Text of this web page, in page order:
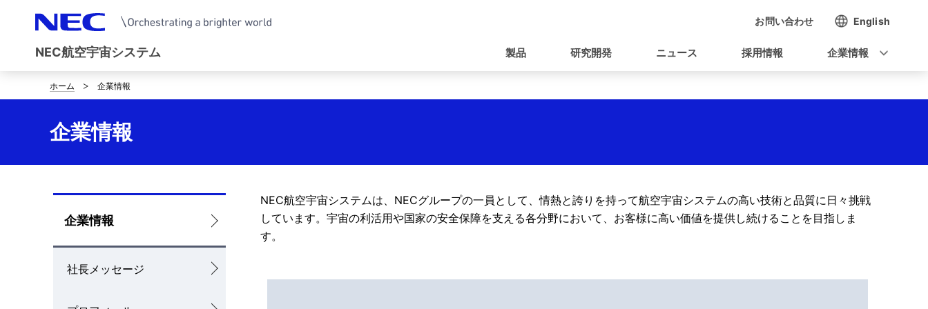
NEC航空宇宙システム
ビ
ゲ
ー
お問い合わせ English
製品 研究開発 ニュース 採用情報 企業情報
サ
イ
ト
の
現
在
ホーム 企業情報
企業情報
ロ
ー
カ
企業情報
社長メッセージ
NEC航空宇宙システムは、NECグループの一員として、情熱と誇りを持って航空宇宙システムの高い技術と品質に日々挑戦
しています。宇宙の利活用や国家の安全保障を支える各分野において、お客様に高い価値を提供し続けることを目指しま
す。